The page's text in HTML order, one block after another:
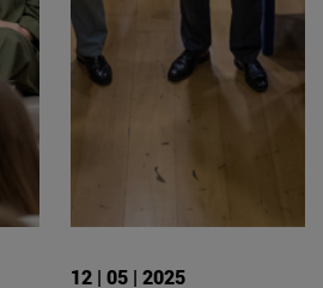
12 | 05 | 2025